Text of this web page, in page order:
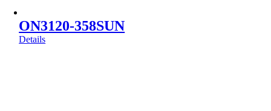
ON3120-358SUN
Details